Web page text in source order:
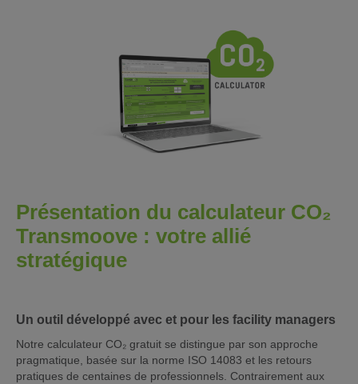
Présentation du calculateur CO₂
Transmoove : votre allié
stratégique
Un outil développé avec et pour les facility managers
Notre calculateur CO₂ gratuit se distingue par son approche
pragmatique, basée sur la norme ISO 14083 et les retours
pratiques de centaines de professionnels. Contrairement aux